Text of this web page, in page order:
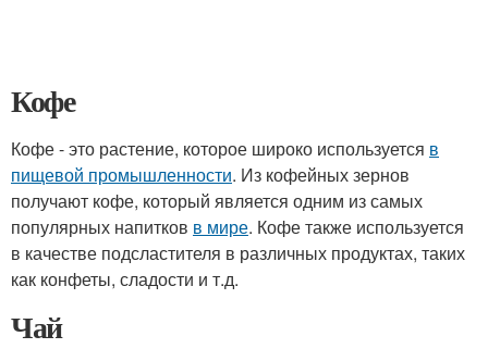
Кофе
Кофе - это растение, которое широко используется в
пищевой промышленности. Из кофейных зернов
получают кофе, который является одним из самых
популярных напитков в мире. Кофе также используется
в качестве подсластителя в различных продуктах, таких
как конфеты, сладости и т.д.
Чай